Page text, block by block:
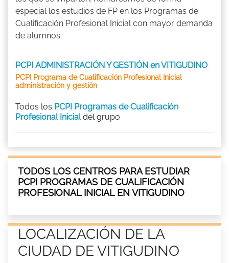
especial los estudios de FP en los Programas de
Cualificación Profesional Inicial con mayor demanda
de alumnos:
PCPI ADMINISTRACIÓN Y GESTIÓN en VITIGUDINO
PCPI Programa de Cualificación Profesional Inicial
administración y gestión
Todos los PCPI Programas de Cualificación
Profesional Inicialdel grupo
TODOS LOS CENTROS PARA ESTUDIAR
PCPI PROGRAMAS DE CUALIFICACIÓN
PROFESIONAL INICIAL EN VITIGUDINO
LOCALIZACIÓN DE LA
CIUDAD DE VITIGUDINO